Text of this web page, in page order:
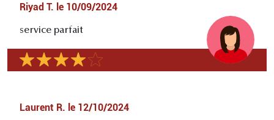
Riyad T. le 10/09/2024
service parfait
Laurent R. le 12/10/2024